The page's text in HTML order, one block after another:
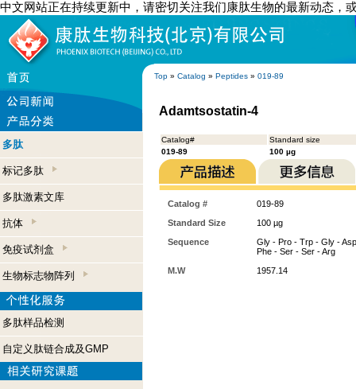
中文网站正在持续更新中，请密切关注我们康肽生物的最新动态，
Top » Catalog » Peptides » 019-89
多肽
标记多肽
多肽激素文库
抗体
免疫试剂盒
生物标志物阵列
多肽样品检测
自定义肽链合成及GMP
Adamtsostatin-4
Catalog#
Standard size
019-89
100 µg
Catalog #
019-89
Standard Size
100 µg
Sequence
Gly - Pro - Trp - Gly -
Phe - Ser - Ser - Arg
M.W
1957.14